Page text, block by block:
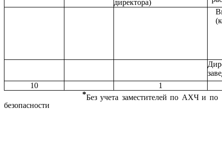
директора)
10
1
*Без учета заместителей по АХЧ и по
безопасности